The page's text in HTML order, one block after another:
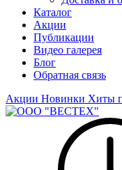
Каталог
Акции
Публикации
Видео галерея
Блог
Обратная связь
Акции Новинки Хиты